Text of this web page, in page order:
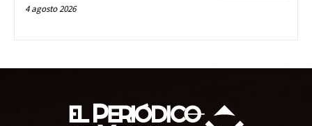
4 agosto 2026